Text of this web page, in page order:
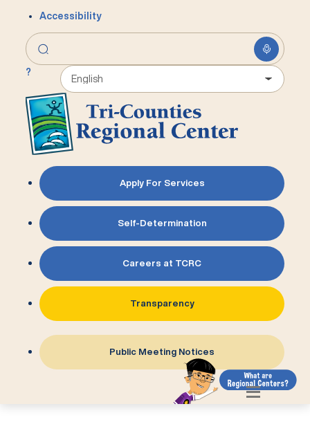
Accessibility
?
Apply For Services
Self-Determination
Careers at TCRC
Transparency
Public Meeting Notices